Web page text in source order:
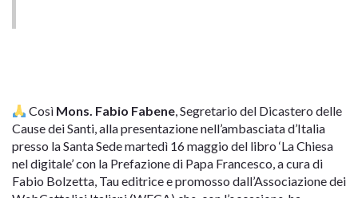
Così Mons. Fabio Fabene, Segretario del Dicastero delle
Cause dei Santi, alla presentazione nell’ambasciata d’Italia
presso la Santa Sede martedì 16 maggio del libro ‘La Chiesa
nel digitale’ con la Prefazione di Papa Francesco, a cura di
Fabio Bolzetta, Tau editrice e promosso dall’Associazione dei